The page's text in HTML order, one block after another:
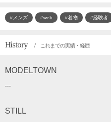
#メンズ #web #着物 #経験者
History / これまでの実績・経歴
MODELTOWN
---
STILL